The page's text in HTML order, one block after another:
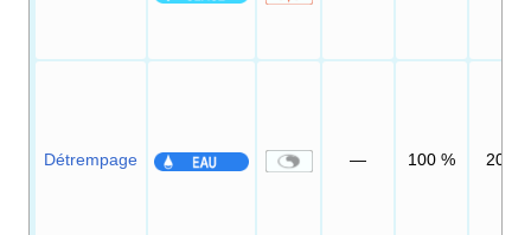
Détrempage — 100 % 20